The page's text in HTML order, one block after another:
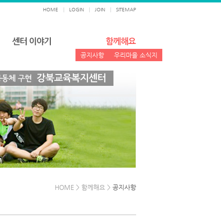
HOME LOGIN JOIN SITEMAP
공지사항 우리마을 소식지
HOME > 함께해요 > 공지사항